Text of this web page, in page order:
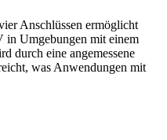
Anschlüssen ermöglicht
in Umgebungen mit einem
durch eine angemessene
was Anwendungen mit